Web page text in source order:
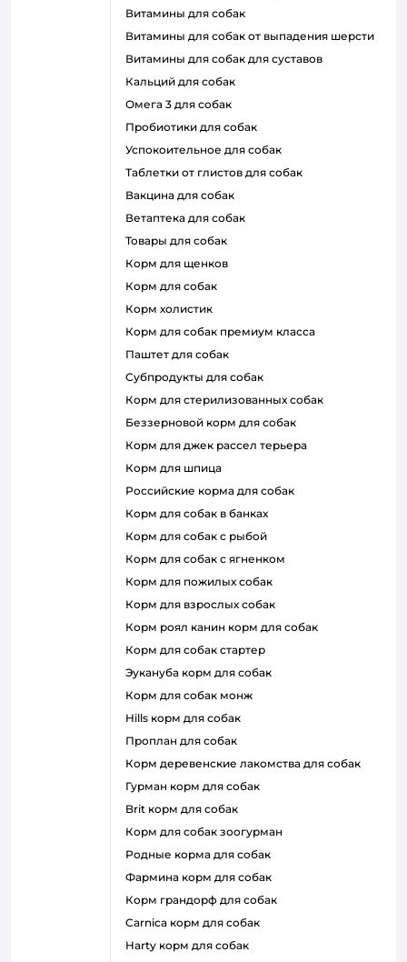
витамины для собак
витамины для собак от выпадения шерсти
витамины для собак для суставов
кальций для собак
омега 3 для собак
пробиотики для собак
успокоительное для собак
таблетки от глистов для собак
вакцина для собак
ветаптека для собак
товары для собак
корм для щенков
корм для собак
корм холистик
корм для собак премиум класса
паштет для собак
субпродукты для собак
корм для стерилизованных собак
беззерновой корм для собак
корм для джек рассел терьера
корм для шпица
российские корма для собак
корм для собак в банках
корм для собак с рыбой
корм для собак с ягненком
корм для пожилых собак
корм для взрослых собак
корм роял канин корм для собак
корм для собак стартер
эукануба корм для собак
корм для собак монж
hills корм для собак
проплан для собак
корм деревенские лакомства для собак
гурман корм для собак
brit корм для собак
корм для собак зоогурман
родные корма для собак
фармина корм для собак
корм грандорф для собак
carnica корм для собак
harty корм для собак